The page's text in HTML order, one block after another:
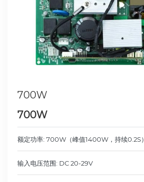
700W
700W
额定功率: 700W（峰值1400W，持续0.2S）
输入电压范围: DC 20-29V